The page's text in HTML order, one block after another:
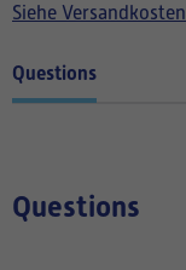
Siehe Versandkosten
Questions
Questions